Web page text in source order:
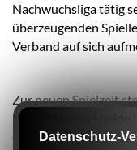
Nachwuchsliga tätig
überzeugenden
Verband auf sich
Zur neuen Spielzeit
Marcel Hempel beide
erfahrenenDatenschutz-